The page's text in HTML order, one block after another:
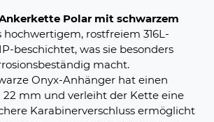
Polar mit schwarzem
hochwertigem, rostfreiem 316L-
beschichtet, was sie besonders
macht.
Onyx-Anhänger hat einen
22 mm und verleiht der Kette eine
Karabinerverschluss ermöglicht